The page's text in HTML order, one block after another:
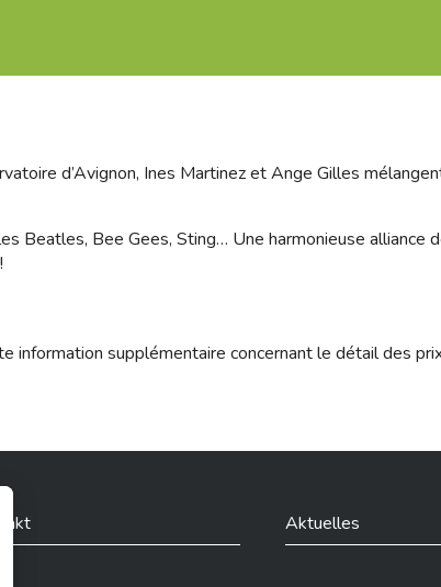
d’Avignon, Ines Martinez et Ange Gilles
Beatles, Bee Gees, Sting… Une harmonieuse
information supplémentaire concernant le détail des
Aktuelles